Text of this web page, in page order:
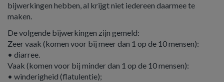
bijwerkingen hebben, al krijgt niet iedereen daarmee te
maken.
De volgende bijwerkingen zijn gemeld:
Zeer vaak (komen voor bij meer dan 1 op de 10 mensen):
• diarree.
Vaak (komen voor bij minder dan 1 op de 10 mensen):
• winderigheid (flatulentie);